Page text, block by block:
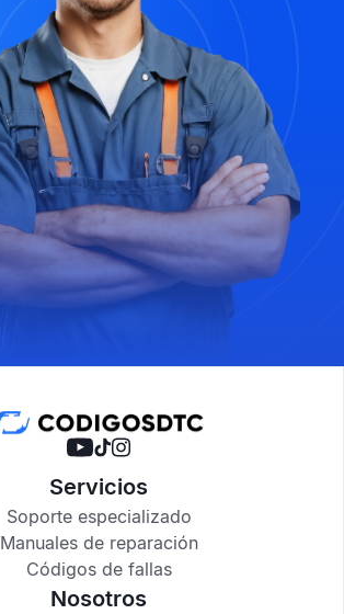
Servicios
Soporte especializado
Manuales de reparación
Códigos de fallas
Nosotros